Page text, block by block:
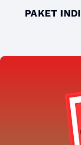
PAKET